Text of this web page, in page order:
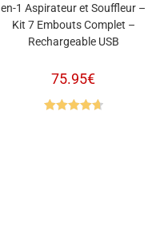
en-1 Aspirateur et Souffleur –
Kit 7 Embouts Complet –
Rechargeable USB
75.95€